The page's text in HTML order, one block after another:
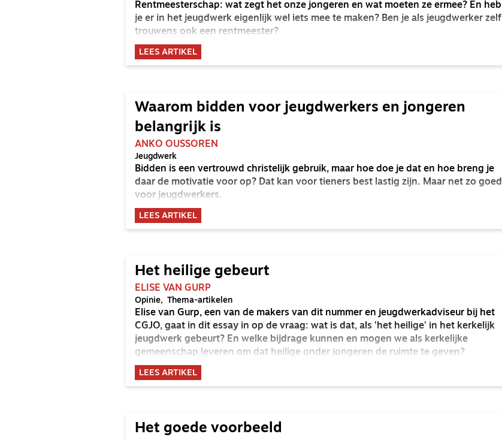
Rentmeesterschap: wat zegt het onze jongeren en wat moeten ze ermee? En heb
je er in het jeugdwerk eigenlijk wel iets mee te maken? Ben je als jeugdwerker zelf
trouwens ook een rentmeester?
LEES ARTIKEL
Waarom bidden voor jeugdwerkers en jongeren
belangrijk is
ANKO OUSSOREN
Jeugdwerk
Bidden is een vertrouwd christelijk gebruik, maar hoe doe je dat en hoe breng je
daar de motivatie voor op? Dat kan voor tieners best lastig zijn. Maar net zo goed
voor jeugdwerkers.
LEES ARTIKEL
Het heilige gebeurt
ELISE VAN GURP
Opinie Thema-artikelen
Elise van Gurp, een van de makers van dit nummer en jeugdwerkadviseur bij het
CGJO, gaat in dit essay in op de vraag: wat is dat, als 'het heilige' in het kerkelijk
jeugdwerk gebeurt? En welke bijdrage kunnen en mogen we als kerkelijke
gemeenschap leveren om dat heilige onder jongeren de ruimte te geven?
LEES ARTIKEL
Het goede voorbeeld